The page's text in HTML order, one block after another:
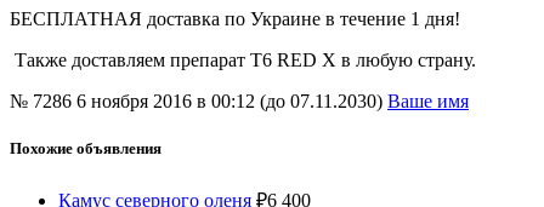
БЕСПЛАТНАЯ доставка по Украине в течение 1 дня!
Также доставляем препарат T6 RED X в любую страну.
№ 7286 6 ноября 2016 в 00:12 (до 07.11.2030) Ваше имя
Похожие объявления
Камус северного оленя ₽6 400